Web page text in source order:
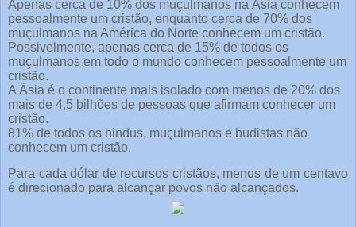
Apenas cerca de 10% dos muçulmanos na Ásia conhecem
pessoalmente um cristão, enquanto cerca de 70% dos
muçulmanos na América do Norte conhecem um cristão.
Possivelmente, apenas cerca de 15% de todos os
muçulmanos em todo o mundo conhecem pessoalmente um
cristão.
A Ásia é o continente mais isolado com menos de 20% dos
mais de 4,5 bilhões de pessoas que afirmam conhecer um
cristão.
81% de todos os hindus, muçulmanos e budistas não
conhecem um cristão.
Para cada dólar de recursos cristãos, menos de um centavo
é direcionado para alcançar povos não alcançados.